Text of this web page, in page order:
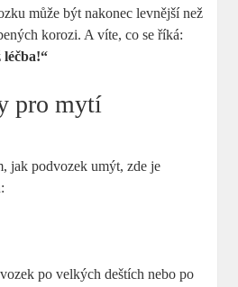
může být nakonec levnější než
korozi. A víte, co se říká:
léčba!“
pro mytí
jak podvozek umýt, zde je
po velkých deštích nebo po